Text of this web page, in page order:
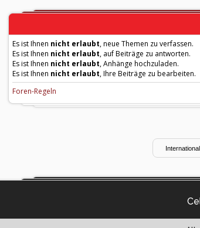
Es ist Ihnen nicht erlaubt, neue Themen zu verfassen.
Es ist Ihnen nicht erlaubt, auf Beiträge zu antworten.
Es ist Ihnen nicht erlaubt, Anhänge hochzuladen.
Es ist Ihnen nicht erlaubt, Ihre Beiträge zu bearbeiten.
Foren-Regeln